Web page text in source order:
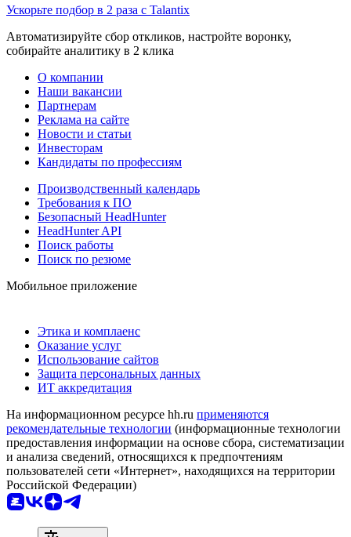
Ускорьте подбор в 2 раза с Talantix
Автоматизируйте сбор откликов, настройте воронку,
собирайте аналитику в 2 клика
О компании
Наши вакансии
Партнерам
Реклама на сайте
Новости и статьи
Инвесторам
Кандидаты по профессиям
Производственный календарь
Требования к ПО
Безопасный HeadHunter
HeadHunter API
Поиск работы
Поиск по резюме
Мобильное приложение
Этика и комплаенс
Оказание услуг
Использование сайтов
Защита персональных данных
ИТ аккредитация
На информационном ресурсе hh.ru применяются
рекомендательные технологии (информационные технологии
предоставления информации на основе сбора, систематизации
и анализа сведений, относящихся к предпочтениям
пользователей сети «Интернет», находящихся на территории
Российской Федерации)